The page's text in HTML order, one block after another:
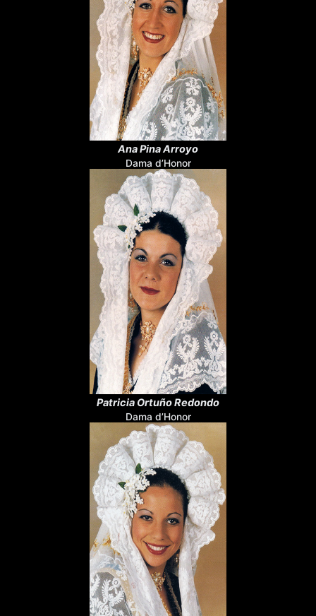
Ana Pina Arroyo
Dama d’Honor
Patricia Ortuño Redondo
Dama d’Honor